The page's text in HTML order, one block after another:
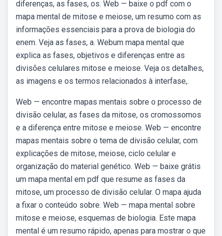
diferenças, as fases, os. Web — baixe o pdf com o
mapa mental de mitose e meiose, um resumo com as
informações essenciais para a prova de biologia do
enem. Veja as fases, a. Webum mapa mental que
explica as fases, objetivos e diferenças entre as
divisões celulares mitose e meiose. Veja os detalhes,
as imagens e os termos relacionados à interfase,.
Web — encontre mapas mentais sobre o processo de
divisão celular, as fases da mitose, os cromossomos
e a diferença entre mitose e meiose. Web — encontre
mapas mentais sobre o tema de divisão celular, com
explicações de mitose, meiose, ciclo celular e
organização do material genético. Web — baixe grátis
um mapa mental em pdf que resume as fases da
mitose, um processo de divisão celular. O mapa ajuda
a fixar o conteúdo sobre. Web — mapa mental sobre
mitose e meiose, esquemas de biologia. Este mapa
mental é um resumo rápido, apenas para mostrar o que